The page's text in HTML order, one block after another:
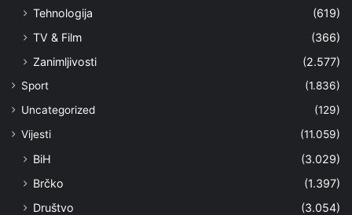
Tehnologija
(619)
TV & Film
(366)
Zanimljivosti
(2.577)
Sport
(1.836)
Uncategorized
(129)
Vijesti
(11.059)
BiH
(3.029)
Brčko
(1.397)
Društvo
(3.054)